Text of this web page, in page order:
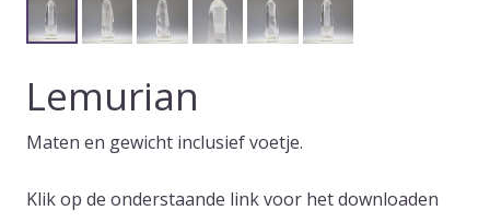
Lemurian
Maten en gewicht inclusief voetje.
Klik op de onderstaande link voor het downloaden